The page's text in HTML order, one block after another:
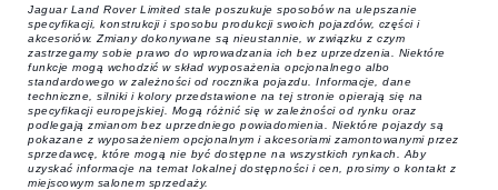
Jaguar Land Rover Limited stale poszukuje sposobów na ulepszanie
specyfikacji, konstrukcji i sposobu produkcji swoich pojazdów, części i
akcesoriów. Zmiany dokonywane są nieustannie, w związku z czym
zastrzegamy sobie prawo do wprowadzania ich bez uprzedzenia. Niektóre
funkcje mogą wchodzić w skład wyposażenia opcjonalnego albo
standardowego w zależności od rocznika pojazdu. Informacje, dane
techniczne, silniki i kolory przedstawione na tej stronie opierają się na
specyfikacji europejskiej. Mogą różnić się w zależności od rynku oraz
podlegają zmianom bez uprzedniego powiadomienia. Niektóre pojazdy są
pokazane z wyposażeniem opcjonalnym i akcesoriami zamontowanymi przez
sprzedawcę, które mogą nie być dostępne na wszystkich rynkach. Aby
uzyskać informacje na temat lokalnej dostępności i cen, prosimy o kontakt z
miejscowym salonem sprzedaży.